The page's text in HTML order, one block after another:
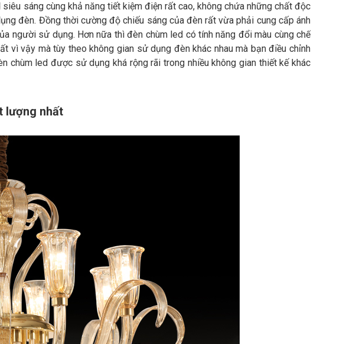
sáng cùng khả năng tiết kiệm điện rất cao, không chứa những chất độc
đèn. Đồng thời cường độ chiếu sáng của đèn rất vừa phải cung cấp ánh
người sử dụng. Hơn nữa thì đèn chùm led có tính năng đổi màu cùng chế
vì vậy mà tùy theo không gian sử dụng đèn khác nhau mà bạn điều chỉnh
chùm led được sử dụng khá rộng rãi trong nhiều không gian thiết kế khác
lượng nhất